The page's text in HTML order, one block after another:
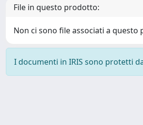
File in questo prodotto:
Non ci sono file associati a questo
I documenti in IRIS sono protetti